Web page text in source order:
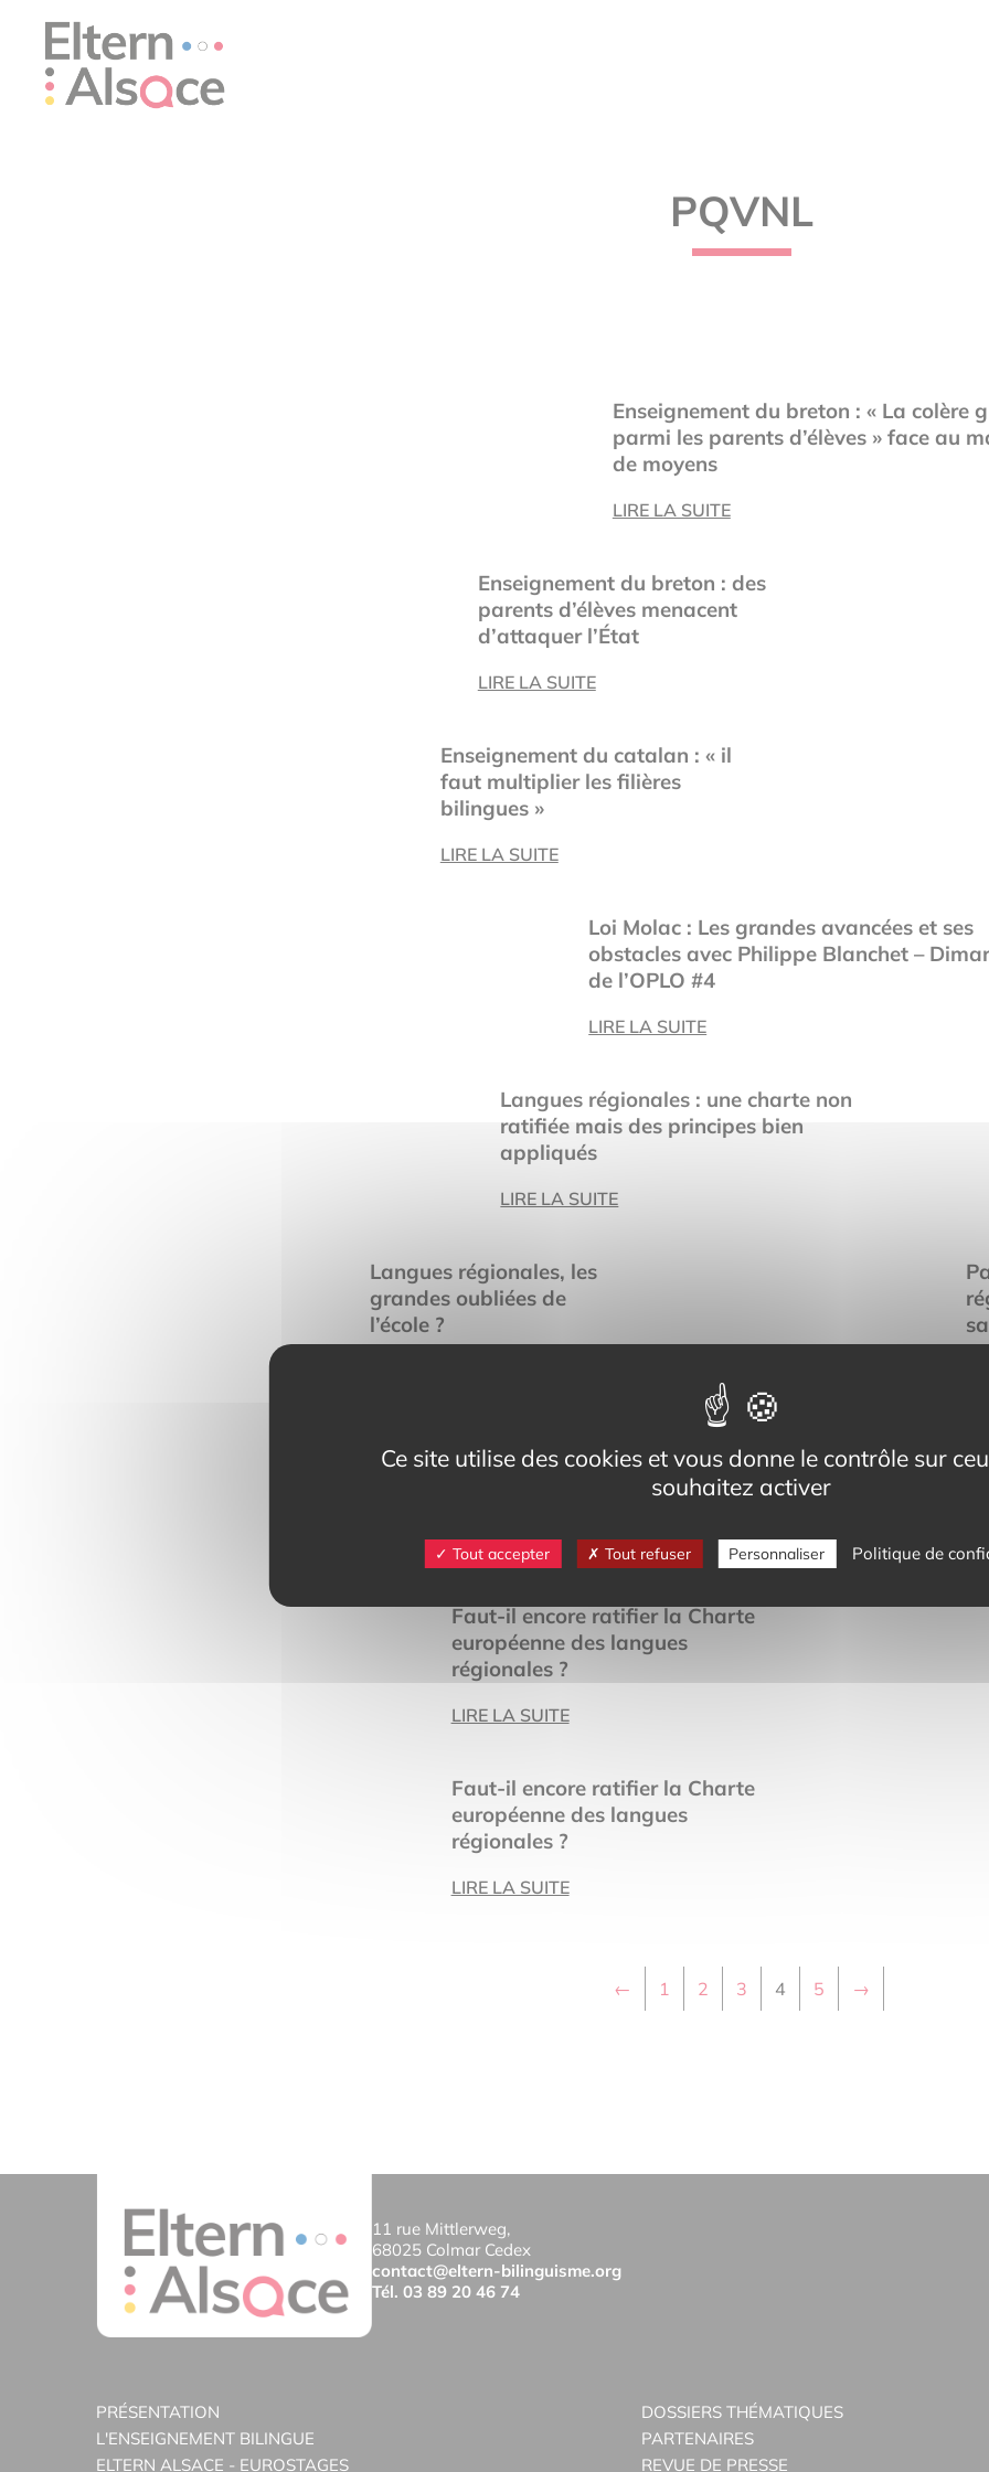
PQVNL
Enseignement du breton : « La colère
parmi les parents d’élèves » face au
de moyens
LIRE LA SUITE
Enseignement du breton : des
parents d’élèves menacent
d’attaquer l’État
LIRE LA SUITE
Enseignement du catalan : « il
faut multiplier les filières
bilingues »
LIRE LA SUITE
Loi Molac : Les grandes avancées et ses
obstacles avec Philippe Blanchet –
de l’OPLO #4
LIRE LA SUITE
Langues régionales : une charte non
ratifiée mais des principes bien
appliqués
LIRE LA SUITE
Langues régionales, les
grandes oubliées de
l’école ?
Breton, corse, occitan, catalan… Les
langues régionales se cultivent sur
LIRE LA SUITE
Faut-il encore ratifier la Charte
européenne des langues
régionales ?
LIRE LA SUITE
Faut-il encore ratifier la Charte
européenne des langues
régionales ?
LIRE LA SUITE
← 1 2 3 4 5 →
11 rue Mittlerweg,
68025 Colmar Cedex
contact@eltern-bilinguisme.org
Tél. 03 89 20 46 74
PRÉSENTATION
L'ENSEIGNEMENT BILINGUE
ELTERN ALSACE - EUROSTAGES
DOSSIERS THÉMATIQUES
PARTENAIRES
REVUE DE PRESSE
Ce site utilise des cookies et vous donne le contrôle sur
souhaitez activer
Tout accepter Tout refuser Personnaliser Politique de